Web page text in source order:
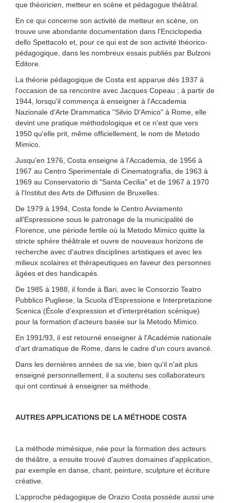
que théoricien, metteur en scène et pédagogue théâtral.
En ce qui concerne son activité de metteur en scène, on
trouve une abondante documentation dans l'Enciclopedia
dello Spettacolo et, pour ce qui est de son activité théorico-
pédagogique, dans les nombreux essais publiés par Bulzoni
Editore.
La théorie pédagogique de Costa est apparue dès 1937 à
l'occasion de sa rencontre avec Jacques Copeau ; à partir de
1944, lorsqu'il commença à enseigner à l'Accademia
Nazionale d'Arte Drammatica "Silvio D'Amico" à Rome, elle
devint une pratique méthodologique et ce n'est que vers
1950 qu'elle prit, même officiellement, le nom de Metodo
Mimico.
Jusqu'en 1976, Costa enseigne à l'Accademia, de 1956 à
1967 au Centro Sperimentale di Cinematografia, de 1963 à
1969 au Conservatorio di "Santa Cecilia" et de 1967 à 1970
à l'Institut des Arts de Diffusion de Bruxelles.
De 1979 à 1994, Costa fonde le Centro Avviamento
all'Espressione sous le patronage de la municipalité de
Florence, une période fertile où la Metodo Mimico quitte la
stricte sphère théâtrale et ouvre de nouveaux horizons de
recherche avec d'autres disciplines artistiques et avec les
milieux scolaires et thérapeutiques en faveur des personnes
âgées et des handicapés.
De 1985 à 1988, il fonde à Bari, avec le Consorzio Teatro
Pubblico Pugliese, la Scuola d'Espressione e Interpretazione
Scenica (École d'expression et d'interprétation scénique)
pour la formation d'acteurs basée sur la Metodo Mimico.
En 1991/93, il est retourné enseigner à l'Académie nationale
d'art dramatique de Rome, dans le cadre d'un cours avancé.
Dans les dernières années de sa vie, bien qu'il n'ait plus
enseigné personnellement, il a soutenu ses collaborateurs
qui ont continué à enseigner sa méthode.
AUTRES APPLICATIONS DE LA MÉTHODE COSTA
La méthode mimésique, née pour la formation des acteurs
de théâtre, a ensuite trouvé d’autres domaines d'application,
par exemple en danse, chant, peinture, sculpture et écriture
créative.
L’approche pédagogique de Orazio Costa possède aussi une